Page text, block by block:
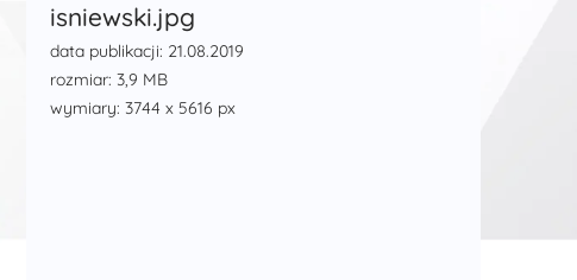
isniewski.jpg
data publikacji: 21.08.2019
rozmiar: 3,9 MB
wymiary: 3744 x 5616 px